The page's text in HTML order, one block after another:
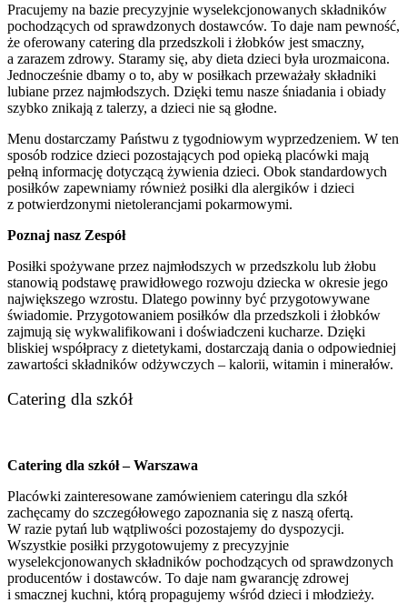
Pracujemy na bazie precyzyjnie wyselekcjonowanych składników
pochodzących od sprawdzonych dostawców. To daje nam pewność,
że oferowany catering dla przedszkoli i żłobków jest smaczny,
a zarazem zdrowy. Staramy się, aby dieta dzieci była urozmaicona.
Jednocześnie dbamy o to, aby w posiłkach przeważały składniki
lubiane przez najmłodszych. Dzięki temu nasze śniadania i obiady
szybko znikają z talerzy, a dzieci nie są głodne.
Menu dostarczamy Państwu z tygodniowym wyprzedzeniem. W ten
sposób rodzice dzieci pozostających pod opieką placówki mają
pełną informację dotyczącą żywienia dzieci. Obok standardowych
posiłków zapewniamy również posiłki dla alergików i dzieci
z potwierdzonymi nietolerancjami pokarmowymi.
Poznaj nasz Zespół
Posiłki spożywane przez najmłodszych w przedszkolu lub żłobu
stanowią podstawę prawidłowego rozwoju dziecka w okresie jego
największego wzrostu. Dlatego powinny być przygotowywane
świadomie. Przygotowaniem posiłków dla przedszkoli i żłobków
zajmują się wykwalifikowani i doświadczeni kucharze. Dzięki
bliskiej współpracy z dietetykami, dostarczają dania o odpowiedniej
zawartości składników odżywczych – kalorii, witamin i minerałów.
Catering dla szkół
Catering dla szkół – Warszawa
Placówki zainteresowane zamówieniem cateringu dla szkół
zachęcamy do szczegółowego zapoznania się z naszą ofertą.
W razie pytań lub wątpliwości pozostajemy do dyspozycji.
Wszystkie posiłki przygotowujemy z precyzyjnie
wyselekcjonowanych składników pochodzących od sprawdzonych
producentów i dostawców. To daje nam gwarancję zdrowej
i smacznej kuchni, którą propagujemy wśród dzieci i młodzieży.